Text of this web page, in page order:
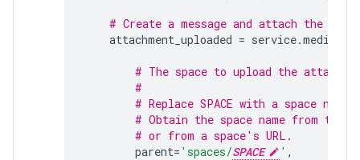
# Create a message and attach the
attachment_uploaded = service.media
# The space to upload the
#
# Replace SPACE with a space name.
# Obtain the space name from the
# or from a space's URL.
parent= 'spaces/SPACE ' ,